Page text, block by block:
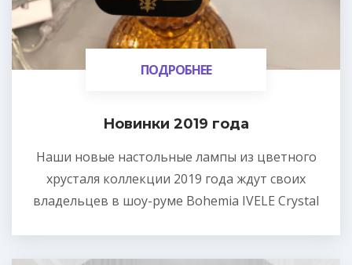
ПОДРОБНЕЕ
ПОДРОБНЕЕ
Новинки 2019 года
Наши новые настольные лампы из цветного
хрусталя коллекции 2019 года ждут своих
владельцев в шоу-руме Bohemia IVELE Crystal